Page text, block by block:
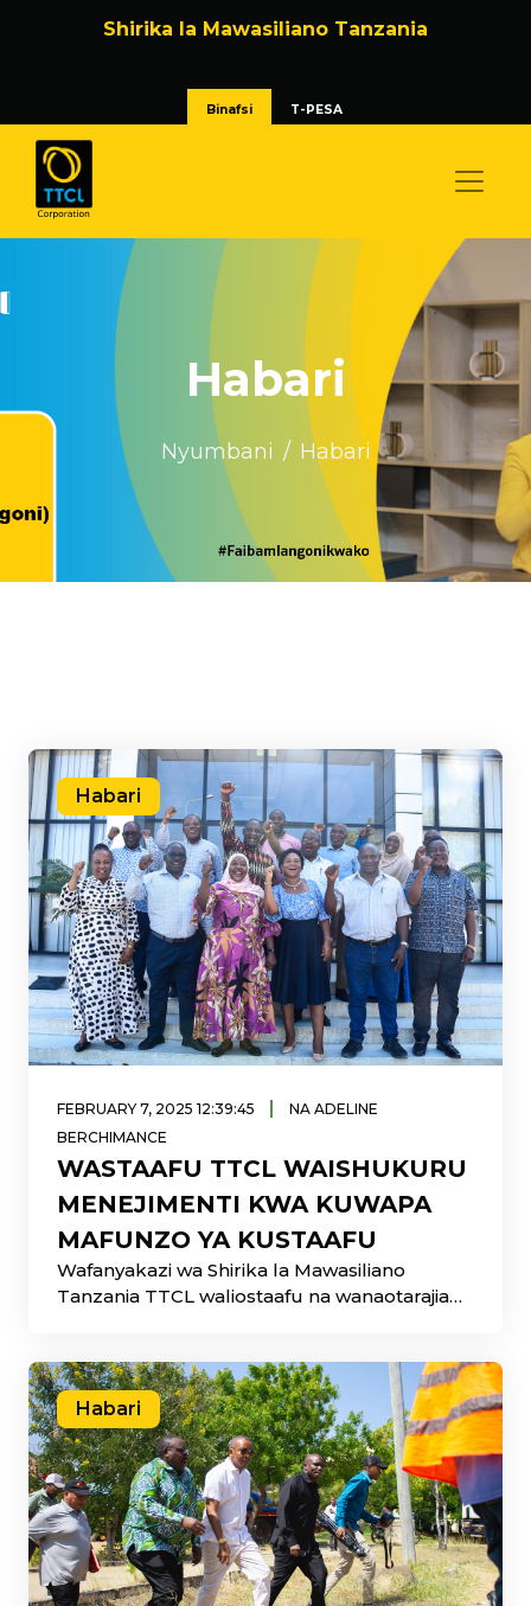
Shirika la Mawasiliano Tanzania
Binafsi T-PESA
Habari
Nyumbani Habari
Habari
FEBRUARY 7, 2025 12:39:45
NA ADELINE
BERCHIMANCE
WASTAAFU TTCL WAISHUKURU
MENEJIMENTI KWA KUWAPA
MAFUNZO YA KUSTAAFU
Wafanyakazi wa Shirika la Mawasiliano
Tanzania TTCL waliostaafu na wanaotarajia
Habari